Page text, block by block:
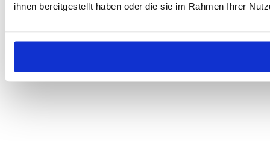
ihnen bereitgestellt haben oder die sie im Rahmen Ihrer